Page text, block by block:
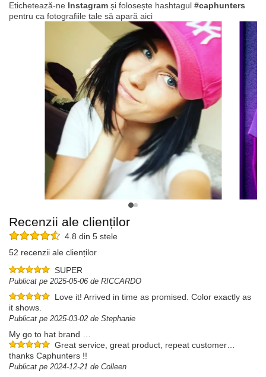
Etichetează-ne Instagram și folosește hashtagul #caphunters
pentru ca fotografiile tale să apară aici
Recenzii ale clienților
4.8 din 5 stele
52 recenzii ale clienților
SUPER
Publicat pe 2025-05-06 de RICCARDO
Love it! Arrived in time as promised. Color exactly as
it shows.
Publicat pe 2025-03-02 de Stephanie
My go to hat brand …
Great service, great product, repeat customer…
thanks Caphunters !!
Publicat pe 2024-12-21 de Colleen